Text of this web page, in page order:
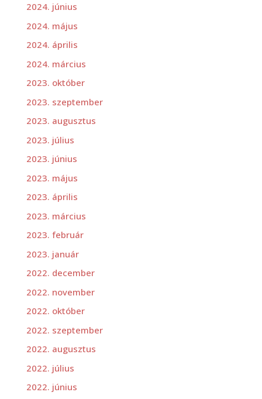
2024. június
2024. május
2024. április
2024. március
2023. október
2023. szeptember
2023. augusztus
2023. július
2023. június
2023. május
2023. április
2023. március
2023. február
2023. január
2022. december
2022. november
2022. október
2022. szeptember
2022. augusztus
2022. július
2022. június